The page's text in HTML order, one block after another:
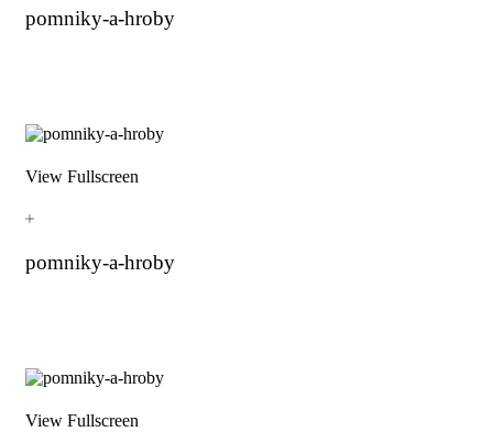
pomniky-a-hroby
View Fullscreen
pomniky-a-hroby
View Fullscreen